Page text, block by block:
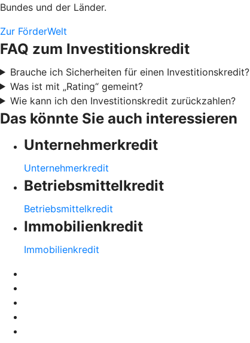
Bundes und der Länder.
Zur FörderWelt
FAQ zum Investitionskredit
Brauche ich Sicherheiten für einen Investitionskredit?
Was ist mit „Rating“ gemeint?
Wie kann ich den Investitionskredit zurückzahlen?
Das könnte Sie auch interessieren
Unternehmerkredit
Unternehmerkredit
Betriebsmittelkredit
Betriebsmittelkredit
Immobilienkredit
Immobilienkredit